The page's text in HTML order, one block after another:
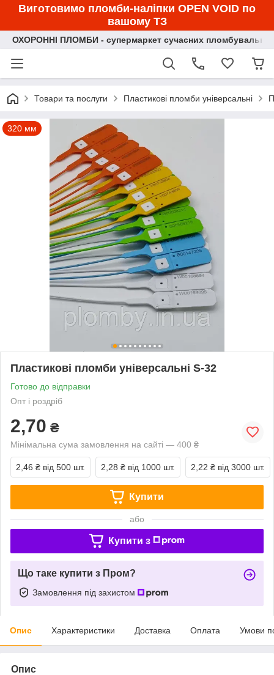
Виготовимо пломби-наліпки OPEN VOID по
вашому ТЗ
ОХОРОННІ ПЛОМБИ - супермаркет сучасних пломбувальних
Товари та послуги Пластикові пломби універсальні
320 мм
Пластикові пломби універсальні S-32
Готово до відправки
Опт і роздріб
2,70 ₴
Мінімальна сума замовлення на сайті — 400 ₴
2,46 ₴ від 500 шт. 2,28 ₴ від 1000 шт. 2,22 ₴ від 3000 шт.
Купити
або
Купити з
Що таке купити з Пром?
Замовлення під захистом
Опис Характеристики Доставка Оплата Умови
Опис